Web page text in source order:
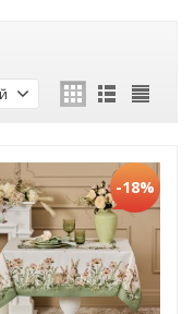
-18%